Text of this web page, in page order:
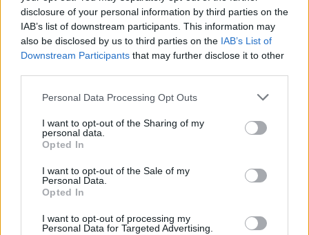
disclosure of your personal information by third parties on the
IAB’s list of downstream participants. This information may
also be disclosed by us to third parties on the IAB’s List of
Downstream Participants that may further disclose it to other
Personal Data Processing Opt Outs
I want to opt-out of the Sharing of my
personal data.
Opted In
I want to opt-out of the Sale of my
Personal Data.
Opted In
I want to opt-out of processing my
Personal Data for Targeted Advertising.
Capacita Jovem de Poiares aproxima
jovens ao mundo do trabalho
Colheita de sangue regressa ao